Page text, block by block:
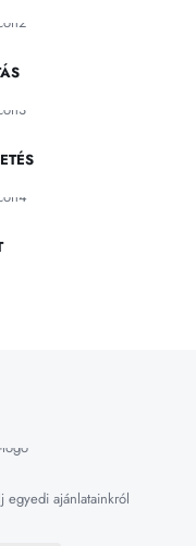
egyedi ajánlatainkról